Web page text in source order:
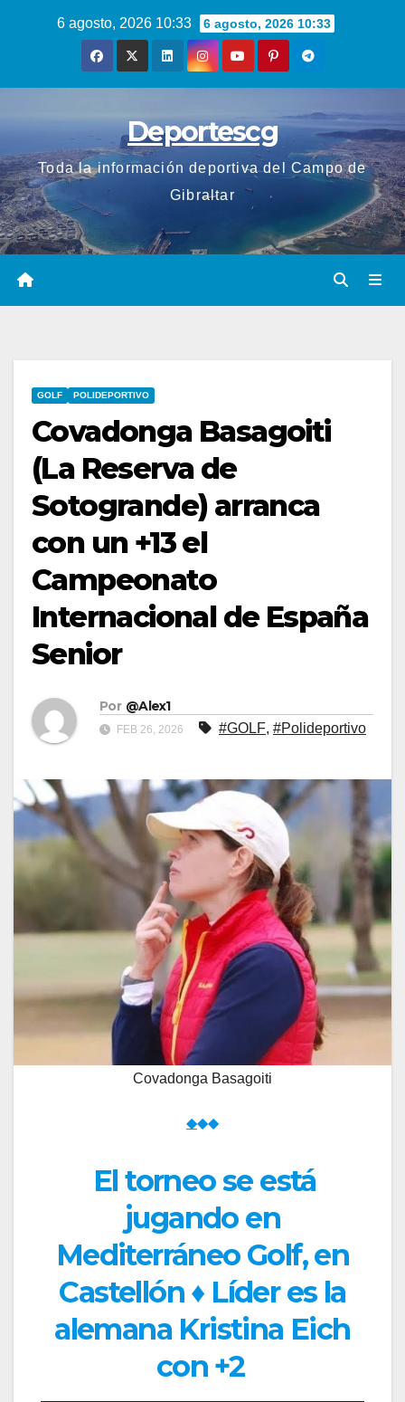
6 agosto, 2026 10:33 6 agosto, 2026 10:33
Deportescg
Toda la información deportiva del Campo de
Gibraltar
GOLF POLIDEPORTIVO
Covadonga Basagoiti
(La Reserva de
Sotogrande) arranca
con un +13 el
Campeonato
Internacional de España
Senior
Por @Alex1
FEB 26, 2026 #GOLF, #Polideportivo
Covadonga Basagoiti
◆◆◆
El torneo se está
jugando en
Mediterráneo Golf, en
Castellón ♦ Líder es la
alemana Kristina Eich
con +2